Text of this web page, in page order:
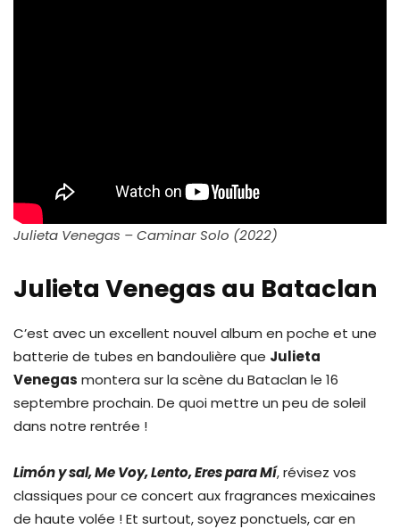
Julieta Venegas – Caminar Solo (2022)
Julieta Venegas au Bataclan
C’est avec un excellent nouvel album en poche et une
batterie de tubes en bandoulière que Julieta
Venegas montera sur la scène du Bataclan le 16
septembre prochain. De quoi mettre un peu de soleil
dans notre rentrée !
Limón y sal, Me Voy, Lento, Eres para Mí, révisez vos
classiques pour ce concert aux fragrances mexicaines
de haute volée ! Et surtout, soyez ponctuels, car en